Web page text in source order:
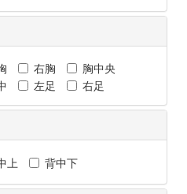
右胸
胸中央
左足 右足
上 背中下